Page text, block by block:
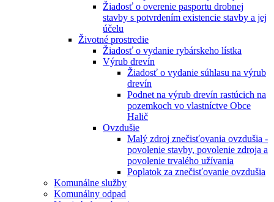
Žiadosť o overenie pasportu drobnej
stavby s potvrdením existencie stavby a jej
účelu
Životné prostredie
Žiadosť o vydanie rybárskeho lístka
Výrub drevín
Žiadosť o vydanie súhlasu na výrub
drevín
Podnet na výrub drevín rastúcich na
pozemkoch vo vlastníctve Obce
Halič
Ovzdušie
Malý zdroj znečisťovania ovzdušia -
povolenie stavby, povolenie zdroja a
povolenie trvalého užívania
Poplatok za znečisťovanie ovzdušia
Komunálne služby
Komunálny odpad